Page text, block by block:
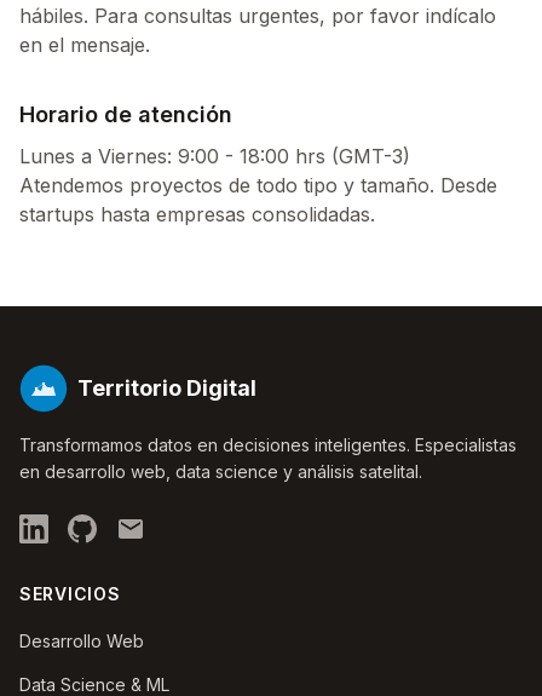
hábiles. Para consultas urgentes, por favor indícalo
en el mensaje.
Horario de atención
Lunes a Viernes: 9:00 - 18:00 hrs (GMT-3)
Atendemos proyectos de todo tipo y tamaño. Desde
startups hasta empresas consolidadas.
Territorio Digital
Transformamos datos en decisiones inteligentes. Especialistas
en desarrollo web, data science y análisis satelital.
SERVICIOS
Desarrollo Web
Data Science & ML